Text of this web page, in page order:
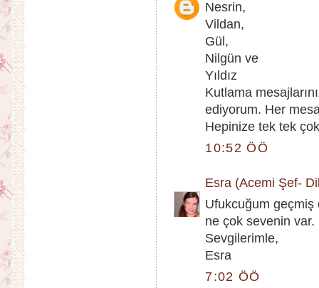
Nesrin,
Vildan,
Gül,
Nilgün ve
Yıldız
Kutlama
ediyorum. Her
Hepinize tek tek
10:52 ÖÖ
Esra (Acemi Şef-
Ufukcuğum geçmiş
ne çok sevenin var.
Sevgilerimle,
Esra
7:02 ÖÖ